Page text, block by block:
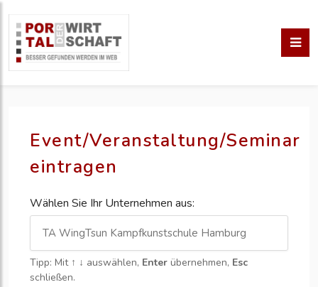
Event/Veranstaltung/Seminar
eintragen
Wählen Sie Ihr Unternehmen aus:
Tipp: Mit ↑ ↓ auswählen, Enter übernehmen, Esc
schließen.